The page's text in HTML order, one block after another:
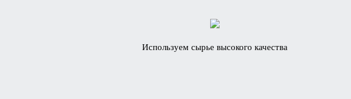
Используем сырье высокого качества